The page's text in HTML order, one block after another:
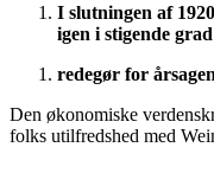
I slutningen af
igen i stigende
redegør for
Den økonomiske
folks utilfredshed med